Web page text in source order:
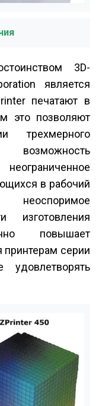
3D-
является
печатают в
это позволяют
трехмерного
возможность
в рабочий
изготовления
повышает
принтерам серии